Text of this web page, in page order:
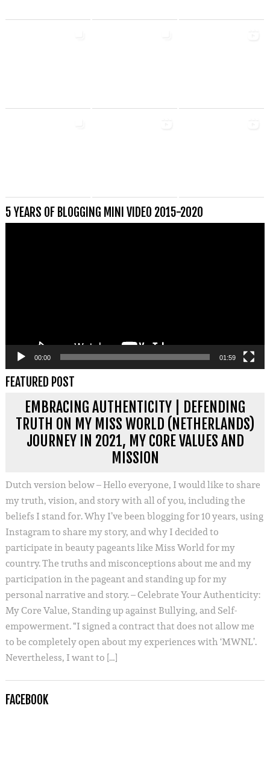
5 YEARS OF BLOGGING MINI VIDEO 2015-2020
00:00 01:59
FEATURED POST
EMBRACING AUTHENTICITY | DEFENDING
TRUTH ON MY MISS WORLD (NETHERLANDS)
JOURNEY IN 2021, MY CORE VALUES AND
MISSION
Dutch version below – Hello everyone, I would like to share
my truth, vision, and story with all of you, including the
beliefs I stand for. Why I’ve been blogging for 10 years, using
Instagram to share my story, and why I decided to
participate in beauty pageants like Miss World for my
country. The truths and misconceptions about me and my
participation in the pageant and standing up for my
personal narrative and story. – Celebrate Your Authenticity:
My Core Value, Standing up against Bullying, and Self-
empowerment. “I signed a contract that does not allow me
to be completely open about my experiences with ‘MWNL’.
Nevertheless, I want to […]
FACEBOOK